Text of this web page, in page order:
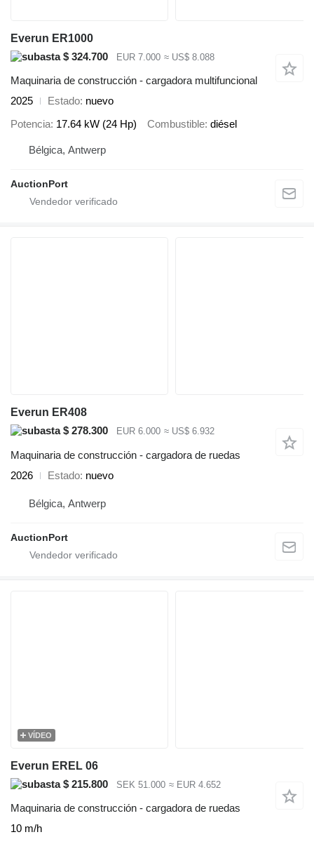
Everun ER1000
$ 324.700
EUR 7.000 ≈ US$ 8.088
Maquinaria de construcción - cargadora multifuncional
2025
Estado nuevo
Potencia 17.64 kW (24 Hp) Combustible diésel
Bélgica, Antwerp
AuctionPort
Everun ER408
$ 278.300
EUR 6.000 ≈ US$ 6.932
Maquinaria de construcción - cargadora de ruedas
2026
Estado nuevo
Bélgica, Antwerp
AuctionPort
VÍDEO
Everun EREL 06
$ 215.800
SEK 51.000 ≈ EUR 4.652
Maquinaria de construcción - cargadora de ruedas
10 m/h